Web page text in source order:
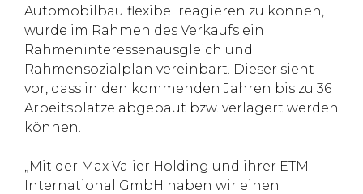
Automobilbau flexibel reagieren zu können,
wurde im Rahmen des Verkaufs ein
Rahmeninteressenausgleich und
Rahmensozialplan vereinbart. Dieser sieht
vor, dass in den kommenden Jahren bis zu 36
Arbeitsplätze abgebaut bzw. verlagert werden
können.
„Mit der Max Valier Holding und ihrer ETM
International GmbH haben wir einen